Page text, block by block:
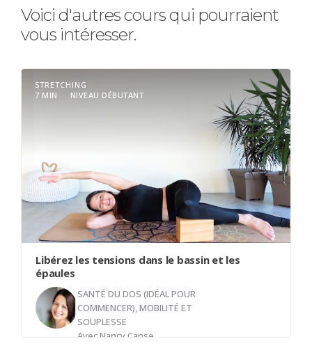
Voici d'autres cours qui pourraient
vous intéresser.
STRETCHING
7 MIN
NIVEAU DÉBUTANT
Libérez les tensions dans le bassin et les
épaules
SANTÉ DU DOS (IDÉAL POUR
COMMENCER),MOBILITÉ ET
SOUPLESSE
AvecNancy Canse